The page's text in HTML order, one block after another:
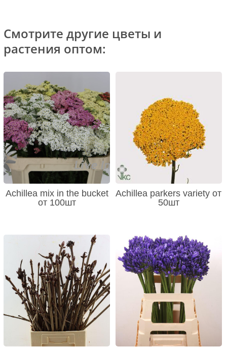
Смотрите другие цветы и
растения оптом:
Achillea mix in the bucket
от 100шт
Achillea parkers variety от
50шт